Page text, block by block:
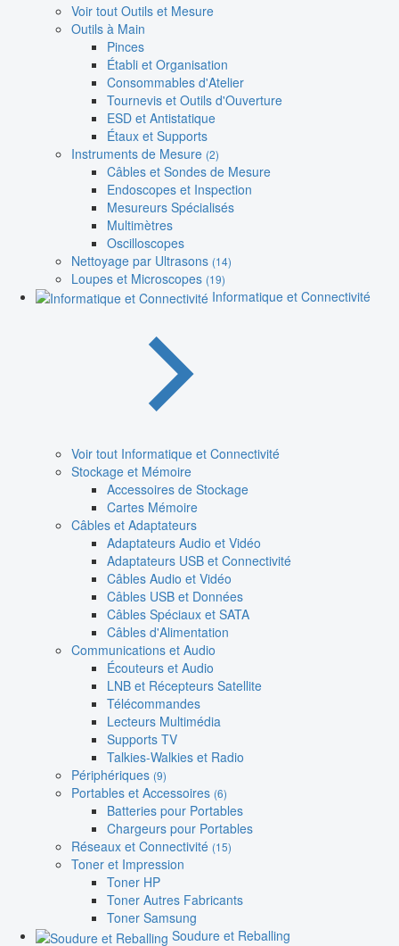
Voir tout Outils et Mesure
Outils à Main
Pinces
Établi et Organisation
Consommables d'Atelier
Tournevis et Outils d'Ouverture
ESD et Antistatique
Étaux et Supports
Instruments de Mesure (2)
Câbles et Sondes de Mesure
Endoscopes et Inspection
Mesureurs Spécialisés
Multimètres
Oscilloscopes
Nettoyage par Ultrasons (14)
Loupes et Microscopes (19)
Informatique et Connectivité
Voir tout Informatique et Connectivité
Stockage et Mémoire
Accessoires de Stockage
Cartes Mémoire
Câbles et Adaptateurs
Adaptateurs Audio et Vidéo
Adaptateurs USB et Connectivité
Câbles Audio et Vidéo
Câbles USB et Données
Câbles Spéciaux et SATA
Câbles d'Alimentation
Communications et Audio
Écouteurs et Audio
LNB et Récepteurs Satellite
Télécommandes
Lecteurs Multimédia
Supports TV
Talkies-Walkies et Radio
Périphériques (9)
Portables et Accessoires (6)
Batteries pour Portables
Chargeurs pour Portables
Réseaux et Connectivité (15)
Toner et Impression
Toner HP
Toner Autres Fabricants
Toner Samsung
Soudure et Reballing